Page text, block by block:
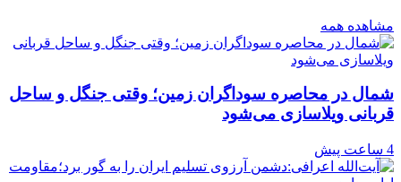
مشاهده همه
شمال در محاصره سوداگران زمین؛ وقتی جنگل و ساحل
قربانی ویلاسازی می‌شود
4 ساعت پیش